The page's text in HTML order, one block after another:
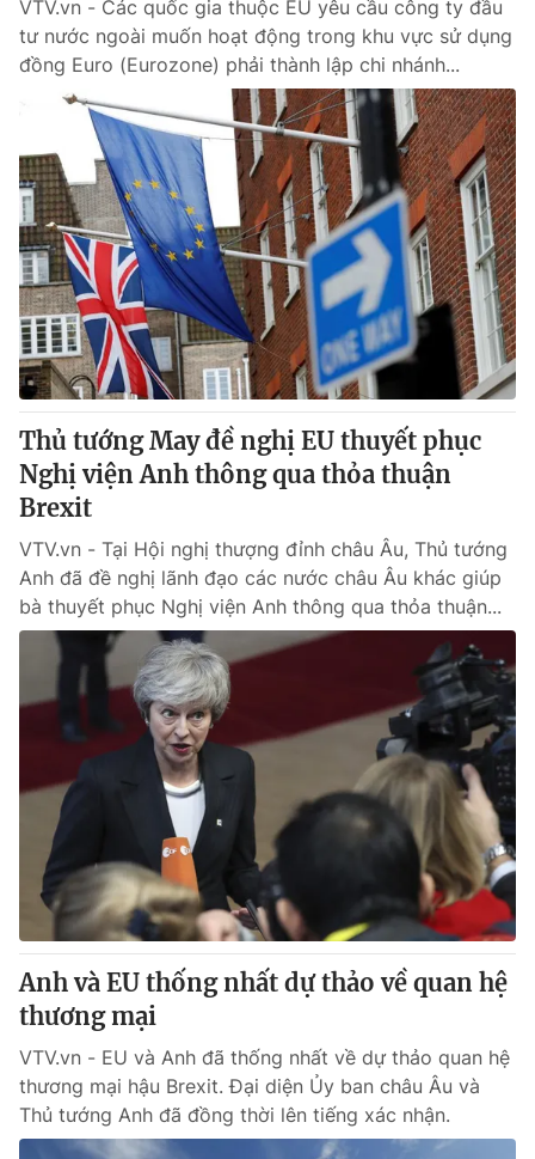
VTV.vn - Các quốc gia thuộc EU yêu cầu công ty đầu
tư nước ngoài muốn hoạt động trong khu vực sử dụng
đồng Euro (Eurozone) phải thành lập chi nhánh...
Thủ tướng May đề nghị EU thuyết phục
Nghị viện Anh thông qua thỏa thuận
Brexit
VTV.vn - Tại Hội nghị thượng đỉnh châu Âu, Thủ tướng
Anh đã đề nghị lãnh đạo các nước châu Âu khác giúp
bà thuyết phục Nghị viện Anh thông qua thỏa thuận...
Anh và EU thống nhất dự thảo về quan hệ
thương mại
VTV.vn - EU và Anh đã thống nhất về dự thảo quan hệ
thương mại hậu Brexit. Đại diện Ủy ban châu Âu và
Thủ tướng Anh đã đồng thời lên tiếng xác nhận.